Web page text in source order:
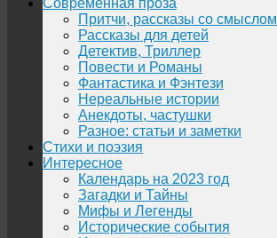
Современная проза
Притчи, рассказы со смыслом
Рассказы для детей
Детектив, Триллер
Повести и Романы
Фантастика и Фэнтези
Нереальные истории
Анекдоты, частушки
Разное: статьи и заметки
Стихи и поэзия
Интересное
Календарь на 2023 год
Загадки и Тайны
Мифы и Легенды
Исторические события